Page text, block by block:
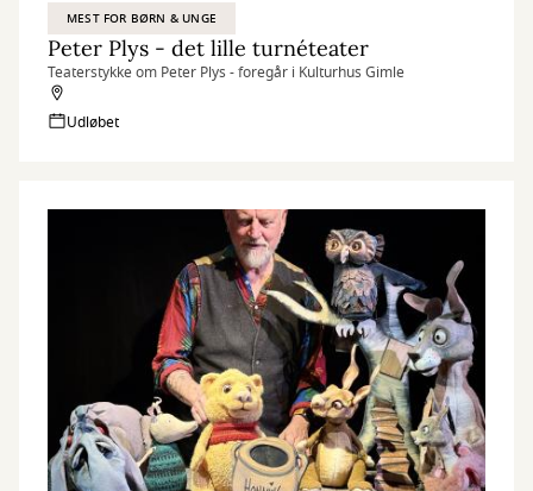
MEST FOR BØRN & UNGE
Peter Plys - det lille turnéteater
Teaterstykke om Peter Plys - foregår i Kulturhus Gimle
Udløbet